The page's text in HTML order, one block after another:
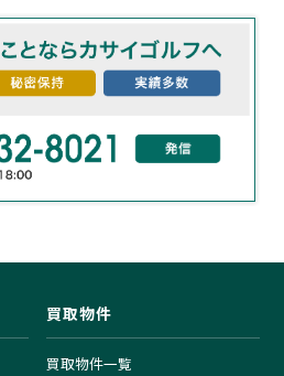
買取物件
買取物件一覧